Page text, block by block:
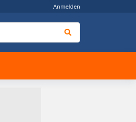
Anmelden